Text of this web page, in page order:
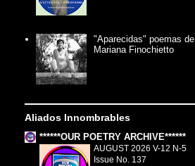
"Aparecidas" poemas de
Mariana Finochietto
Aliados Innombrables
******OUR POETRY ARCHIVE******
AUGUST 2026 V-12 N-5
Issue No. 137